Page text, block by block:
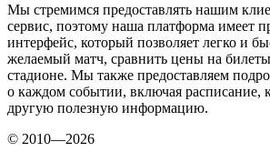
Мы стремимся предоставлять нашим
сервис, поэтому наша платформа имеет
интерфейс, который позволяет легко и
желаемый матч, сравнить цены на
стадионе. Мы также предоставляем
о каждом событии, включая расписание,
другую полезную информацию.
© 2010—2026